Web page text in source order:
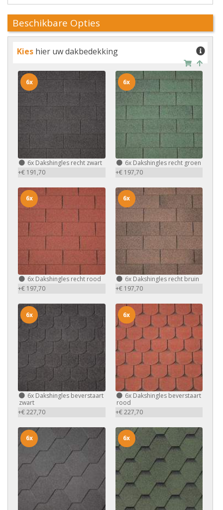
Beschikbare Opties
Kies hier uw dakbedekking
6x Dakshingles recht zwart
+€ 191,70
6x
6xDakshingles recht groen
+€ 197,70
6x
6x Dakshingles recht rood
+€ 197,70
6x
6xDakshingles recht bruin
+€ 197,70
6x
6x Dakshingles beverstaart
zwart
+€ 227,70
6x
6xDakshingles beverstaart
rood
+€ 227,70
6x
6x 6x